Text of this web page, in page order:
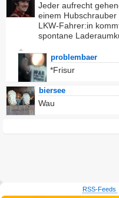
Jeder aufrecht
einem
LKW-Fahrer:in
spontane
problembaer
*Frisur
biersee
Wau
RSS-Feeds